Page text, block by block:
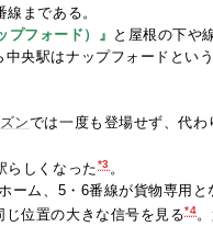
まである。
プフォード）』 と屋根の下や
央駅はナップフォードとい
ンでは一度も登場せず、代わ
らしくなった*3。
ーム、5・6番線が貨物専用と
位置の大きな信号を見る*4。